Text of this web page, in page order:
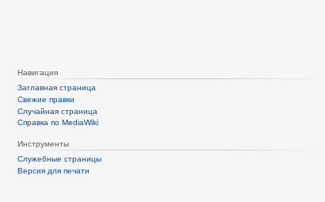
Навигация
Заглавная страница
Свежие правки
Случайная страница
Справка по MediaWiki
Инструменты
Служебные страницы
Версия для печати